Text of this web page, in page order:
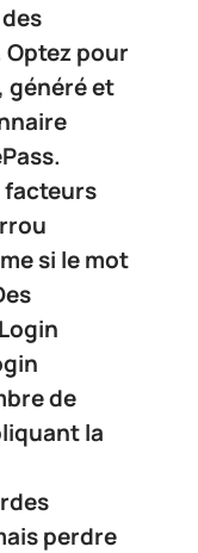
pour
, généré et
.
si le mot
de
la
perdre